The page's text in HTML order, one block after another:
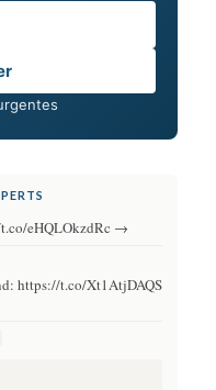
eHQLOkzdRc →
https://t.co/Xt1AtjDAQS